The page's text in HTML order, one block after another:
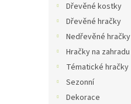
Dřevěné kostky
Dřevěné hračky
Nedřevěné hračky
Hračky na zahradu
Tématické hračky
Sezonní
Dekorace